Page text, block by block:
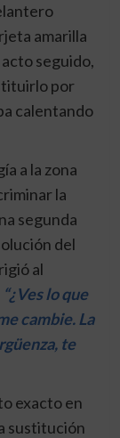
amarilla
seguido,
por
calentando
a la zona
la
segunda
del
al
“¿Ves lo que
cambie. La
te
exacto en
sustitución